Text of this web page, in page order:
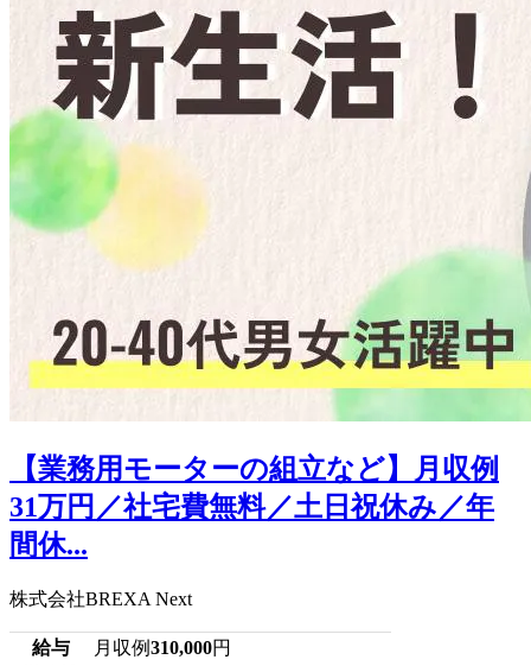
【業務用モーターの組立など】月収例
31万円／社宅費無料／土日祝休み／年
間休...
株式会社BREXA Next
給与 月収例310,000円